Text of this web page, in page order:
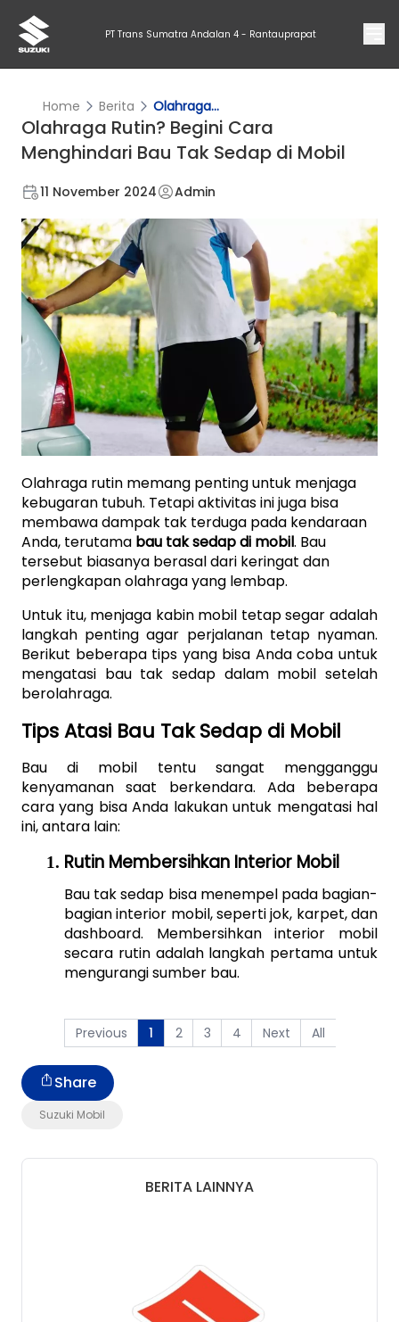
PT Trans Sumatra Andalan 4 - Rantauprapat
Home Berita Olahraga...
Olahraga Rutin? Begini Cara
Menghindari Bau Tak Sedap di Mobil
11 November 2024 Admin
Olahraga rutin memang penting untuk menjaga
kebugaran tubuh. Tetapi aktivitas ini juga bisa
membawa dampak tak terduga pada kendaraan
Anda, terutama bau tak sedap di mobil. Bau
tersebut biasanya berasal dari keringat dan
perlengkapan olahraga yang lembap.
Untuk itu, menjaga kabin mobil tetap segar adalah
langkah penting agar perjalanan tetap nyaman.
Berikut beberapa tips yang bisa Anda coba untuk
mengatasi bau tak sedap dalam mobil setelah
berolahraga.
Tips Atasi Bau Tak Sedap di Mobil
Bau di mobil tentu sangat mengganggu
kenyamanan saat berkendara. Ada beberapa
cara yang bisa Anda lakukan untuk mengatasi hal
ini, antara lain:
Rutin Membersihkan Interior Mobil
Bau tak sedap bisa menempel pada bagian-
bagian interior mobil, seperti jok, karpet, dan
dashboard. Membersihkan interior mobil
secara rutin adalah langkah pertama untuk
mengurangi sumber bau.
Previous 1 2 3 4 Next All
Suzuki Mobil
Share
BERITA LAINNYA